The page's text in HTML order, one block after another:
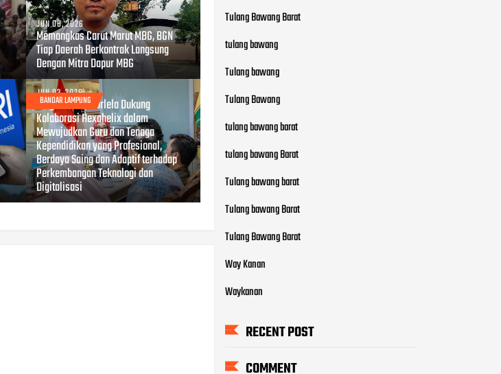
JUN 08, 2026
Memangkas Carut Marut MBG, BGN
Tiap Daerah Berkontrak Langsung
Dengan Mitra Dapur MBG
BANDAR LAMPUNG
JUN 03, 2026
Wagub Jihan Nurlela Dukung
Kolaborasi Hexahelix dalam
Mewujudkan Guru dan Tenaga
Kependidikan yang Profesional,
Berdaya Saing dan Adaptif terhadap
Perkembangan Teknologi dan
Digitalisasi
Tulang Bawang Barat
tulang bawang
Tulang bawang
Tulang Bawang
tulang bawang barat
tulang bawang Barat
Tulang bawang barat
Tulang bawang Barat
Tulang Bawang Barat
Way Kanan
Waykanan
RECENT POST
COMMENT